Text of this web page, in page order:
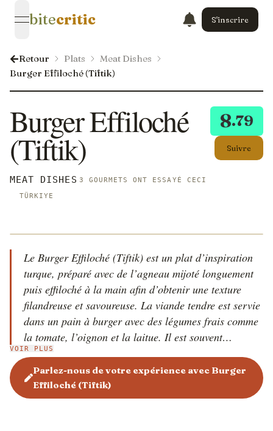
open navigation menu
bitecritic S'inscrire
Retour Plats
Meat Dishes
Burger Effiloché (Tiftik)
8.79
Suivre
Burger Effiloché
(Tiftik)
MEAT DISHES 3 GOURMETS ONT ESSAYÉ CECI
TÜRKIYE
Le Burger Effiloché (Tiftik) est un plat d’inspiration
turque, préparé avec de l’agneau mijoté longuement
puis effiloché à la main afin d’obtenir une texture
filandreuse et savoureuse. La viande tendre est servie
dans un pain à burger avec des légumes frais comme
la tomate, l’oignon et la laitue. Il est souvent
accompagné de sauces telles que le yaourt à l’ail, le
tahini ou une pâte de piment épicée. Ce burger
illustre la fusion entre la richesse des traditions
culinaires anatoliennes et la modernité du fast-food.
VOIR PLUS
Parlez-nous de votre expérience avec Burger
Effiloché (Tiftik)